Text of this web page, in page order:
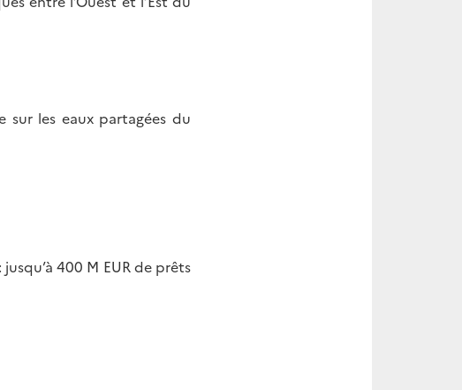
sur les eaux partagées du
400 M EUR de prêts